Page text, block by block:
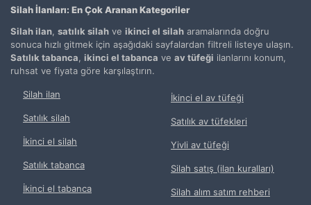
Silah İlanları: En Çok Aranan Kategoriler
Silah ilan satılık silah ve ikinci el silah aramalarında doğru
sonuca hızlı gitmek için aşağıdaki sayfalardan filtreli listeye ulaşın.
Satılık tabanca ikinci el tabanca ve av tüfeği ilanlarını konum,
ruhsat ve fiyata göre karşılaştırın.
Silah ilan
Satılık silah
İkinci el silah
Satılık tabanca
İkinci el tabanca
İkinci el av tüfeği
Satılık av tüfekleri
Yivli av tüfeği
Silah satış (ilan kuralları)
Silah alım satım rehberi